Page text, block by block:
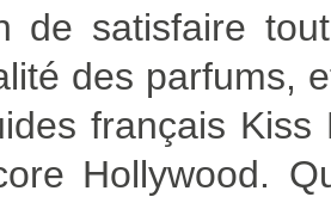
de satisfaire
des parfums,
français
Hollywood.